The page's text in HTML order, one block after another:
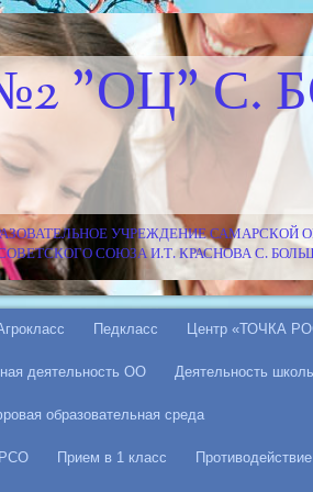
"ОЦ" С.
УЧРЕЖДЕНИЕ САМАРСКОЙ
СОВЕТСКОГО СОЮЗА И.Т. КРАСНОВА С.
Педкласс Центр «ТОЧКА
деятельность ОО Деятельность
образовательная среда
Прием в 1 класс